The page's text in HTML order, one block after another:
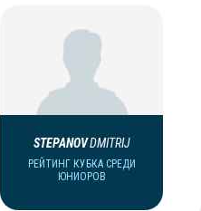
STEPANOVDMITRIJ
РЕЙТИНГ КУБКА СРЕДИ
ЮНИОРОВ